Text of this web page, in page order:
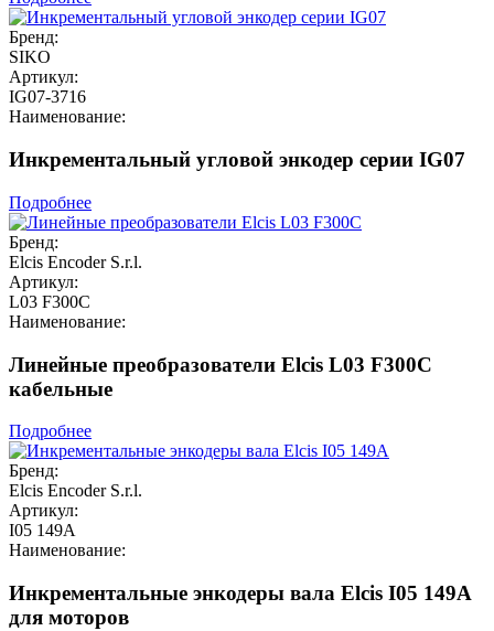
Бренд:
SIKO
Артикул:
IG07-3716
Наименование:
Инкрементальный угловой энкодер серии IG07
Подробнее
Бренд:
Elcis Encoder S.r.l.
Артикул:
L03 F300C
Наименование:
Линейные преобразователи Elcis L03 F300C
кабельные
Подробнее
Бренд:
Elcis Encoder S.r.l.
Артикул:
I05 149A
Наименование:
Инкрементальные энкодеры вала Elcis I05 149A
для моторов